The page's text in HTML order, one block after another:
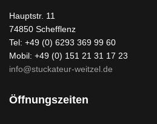
Hauptstr. 11
74850 Schefflenz
Tel: +49 (0) 6293 369 99 60
Mobil: +49 (0) 151 21 31 17 23
info@stuckateur-weitzel.de
Öffnungszeiten